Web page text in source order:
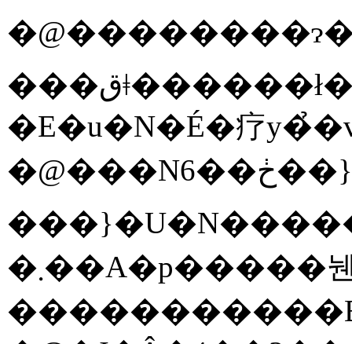
�E�u�N�É�疗
�܂��A�p�����뉀�₱�̓��̂��߂ɐ������ꂽ�T���v���E�K�[�f�������y���݂��������܂��B�����NHK�u��̉��|�v�ȂǂŊ��􂳂�Ă��鉀�|�����ƁE�D�z����i�ӂȂ����E��傤���j������u�t�ɂ��}�����Ẳ����U��c�A�[��A�A�؎s������u�N�É�疗y�̉�v�ɂ��Ђ��o�|